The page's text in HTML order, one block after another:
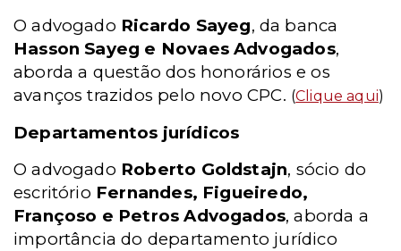
O advogado Ricardo Sayeg, da banca
Hasson Sayeg e Novaes Advogados,
aborda a questão dos honorários e os
avanços trazidos pelo novo CPC. (Clique aqui)
Departamentos jurídicos
O advogado Roberto Goldstajn, sócio do
escritório Fernandes, Figueiredo,
Françoso e Petros Advogados, aborda a
importância do departamento jurídico